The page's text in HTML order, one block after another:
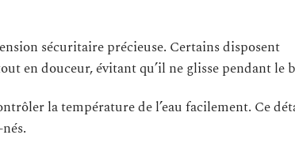
sécuritaire précieuse. Certains disposent
en douceur, évitant qu’il ne glisse pendant le
la température de l’eau facilement. Ce